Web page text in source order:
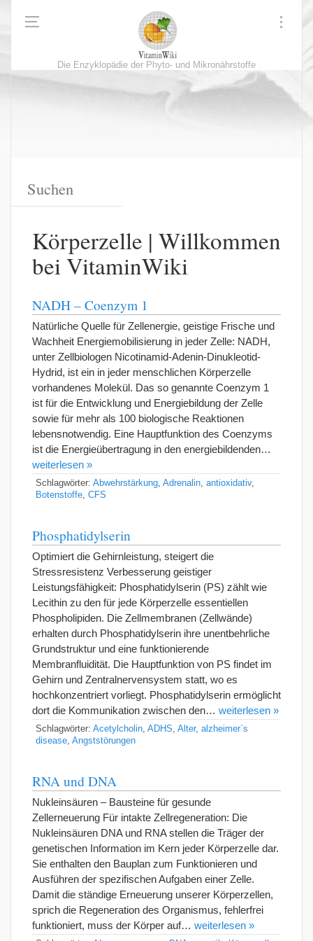
Die Enzyklopädie der Phyto- und Mikronährstoffe
Körperzelle | Willkommen
bei VitaminWiki
NADH – Coenzym 1
Natürliche Quelle für Zellenergie, geistige Frische und
Wachheit Energiemobilisierung in jeder Zelle: NADH,
unter Zellbiologen Nicotinamid-Adenin-Dinukleotid-
Hydrid, ist ein in jeder menschlichen Körperzelle
vorhandenes Molekül. Das so genannte Coenzym 1
ist für die Entwicklung und Energiebildung der Zelle
sowie für mehr als 100 biologische Reaktionen
lebensnotwendig. Eine Hauptfunktion des Coenzyms
ist die Energieübertragung in den energiebildenden…
weiterlesen »
Schlagwörter: Abwehrstärkung Adrenalin antioxidativ,
Botenstoffe CFS
Phosphatidylserin
Optimiert die Gehirnleistung, steigert die
Stressresistenz Verbesserung geistiger
Leistungsfähigkeit: Phosphatidylserin (PS) zählt wie
Lecithin zu den für jede Körperzelle essentiellen
Phospholipiden. Die Zellmembranen (Zellwände)
erhalten durch Phosphatidylserin ihre unentbehrliche
Grundstruktur und eine funktionierende
Membranfluidität. Die Hauptfunktion von PS findet im
Gehirn und Zentralnervensystem statt, wo es
hochkonzentriert vorliegt. Phosphatidylserin ermöglicht
dort die Kommunikation zwischen den… weiterlesen »
Schlagwörter: Acetylcholin ADHS Alter, alzheimer`s
disease Angststörungen
RNA und DNA
Nukleinsäuren – Bausteine für gesunde
Zellerneuerung Für intakte Zellregeneration: Die
Nukleinsäuren DNA und RNA stellen die Träger der
genetischen Information im Kern jeder Körperzelle dar.
Sie enthalten den Bauplan zum Funktionieren und
Ausführen der spezifischen Aufgaben einer Zelle.
Damit die ständige Erneuerung unserer Körperzellen,
sprich die Regeneration des Organismus, fehlerfrei
funktioniert, muss der Körper auf… weiterlesen »